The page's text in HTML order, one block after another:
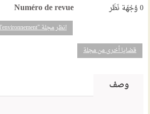
0وُجْهَة نَظَر Numéro de revue
انظر مجلة "Droit de l'environnement "
قضايا أخرى من مجلة
وصف